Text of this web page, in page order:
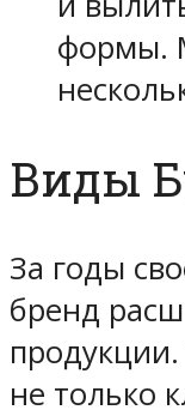
формы.
Виды
За годы
бренд
не только